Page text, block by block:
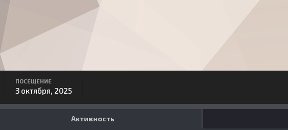
ПОСЕЩЕНИЕ
3 октября, 2025
Активность